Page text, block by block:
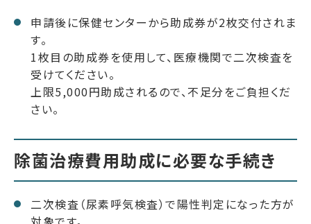
申請後に保健センターから助成券が2枚交付されま
す。
1枚目の助成券を使用して、医療機関で二次検査を
受けてください。
上限5,000円助成されるので、不足分をご負担くだ
さい。
除菌治療費用助成に必要な手続き
二次検査（尿素呼気検査）で陽性判定になった方が